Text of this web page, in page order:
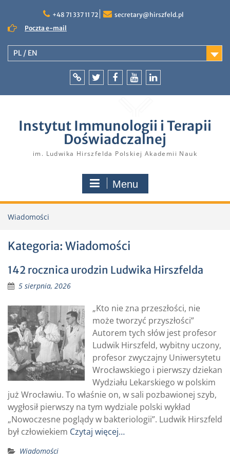
content
+48 71 337 11 72
secretary@hirszfeld.pl
Poczta e-mail
PL / EN
Instytut Immunologii i Terapii
Doświadczalnej
im. Ludwika Hirszfelda Polskiej Akademii Nauk
Menu
Wiadomości
Kategoria: Wiadomości
142 rocznica urodzin Ludwika Hirszfelda
5 sierpnia, 2026
„Kto nie zna przeszłości, nie
może tworzyć przyszłości”
Autorem tych słów jest profesor
Ludwik Hirszfeld, wybitny uczony,
profesor zwyczajny Uniwersytetu
Wrocławskiego i pierwszy dziekan
Wydziału Lekarskiego w polskim
już Wrocławiu. To właśnie on, w sali pozbawionej szyb,
wygłosił pierwszy na tym wydziale polski wykład
„Nowoczesne poglądy w bakteriologii”. Ludwik Hirszfeld
był człowiekiem Czytaj więcej…
Wiadomości